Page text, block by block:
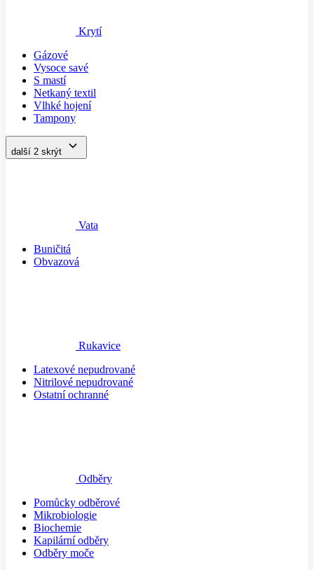
Krytí
Gázové
Vysoce savé
S mastí
Netkaný textil
Vlhké hojení
Tampony
další 2 skrýt
Vata
Buničitá
Obvazová
Rukavice
Latexové nepudrované
Nitrilové nepudrované
Ostatní ochranné
Odběry
Pomůcky odběrové
Mikrobiologie
Biochemie
Kapilární odběry
Odběry moče